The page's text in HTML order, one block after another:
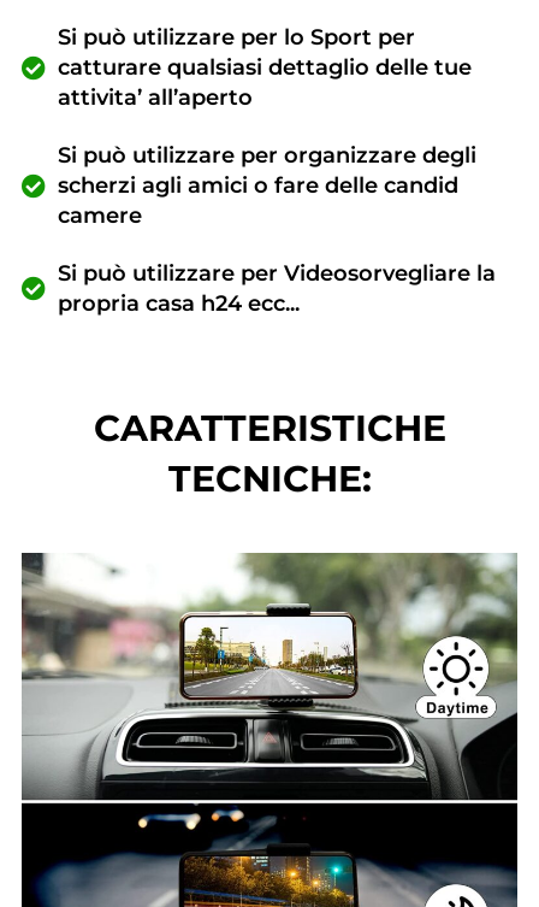
Si può utilizzare per lo Sport per
catturare qualsiasi dettaglio delle tue
attivita’ all’aperto
Si può utilizzare per organizzare degli
scherzi agli amici o fare delle candid
camere
Si può utilizzare per Videosorvegliare la
propria casa h24 ecc...
CARATTERISTICHE
TECNICHE: